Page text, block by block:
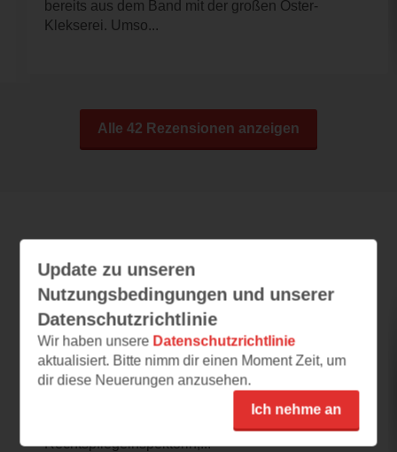
bereits aus dem Band mit der großen Oster-
Klekserei. Umso...
Alle 42 Rezensionen anzeigen
Die Villa
13.07.2026 – 14:15
Tick-Tack
Rechtspflegeinspektorin,...
Update zu unseren
Nutzungsbedingungen und unserer
Datenschutzrichtlinie
Wir haben unsere Datenschutzrichtlinie
aktualisiert. Bitte nimm dir einen Moment Zeit, um
dir diese Neuerungen anzusehen.
Ich nehme an